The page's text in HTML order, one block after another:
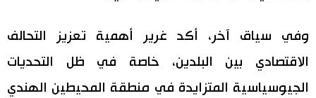
وفي سياق آخر، أكد غرير أهمية تعزيز التحالف
الاقتصادي بين البلدين، خاصة في ظل التحديات
الجيوسياسية المتزايدة في منطقة المحيطين الهندي